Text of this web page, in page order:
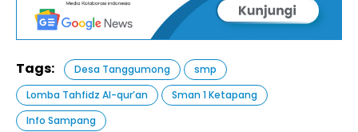
Tags: Desa Tanggumong
smp
Lomba Tahfidz Al-qur’an
Sman 1 Ketapang
Info Sampang